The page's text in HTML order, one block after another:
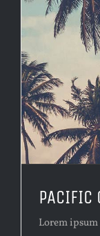
PACIFIC
Lorem